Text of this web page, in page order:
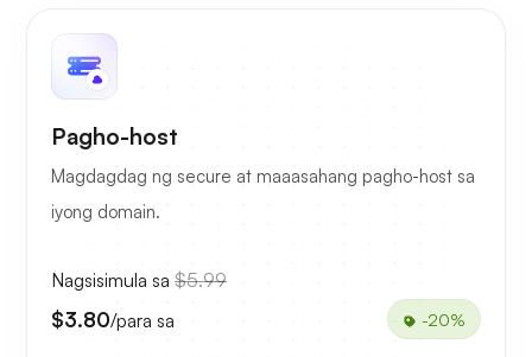
Pagho-host
Magdagdag ng secure at maaasahang pagho-host sa
iyong domain.
Nagsisimula sa $5.99
$3.80/para sa -20%